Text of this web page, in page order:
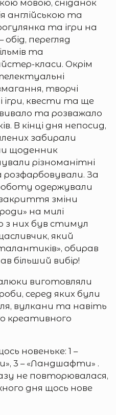
мовою, сніданок
англійською та
та ігри на
обід, перегляд
та
класи. Окрім
творчі
ігри, квести та ще
та розважало
В кінці дня непосид,
забирали
щоденник
різноманітні
розфарбовували. За
одержували
зміни
на милі
з них був стимул
який
обирав
більший вибір!
виготовляли
серед яких були
вулкани та навіть
креативного
новеньке: 1 –
3 – «Ландшафти» .
не повторювалася,
дня щось нове